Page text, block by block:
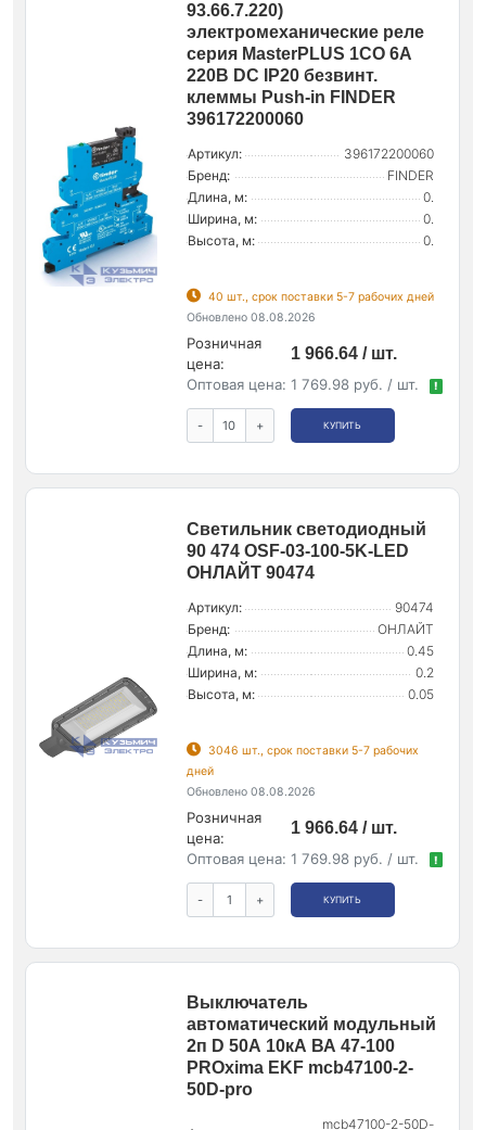
93.66.7.220)
электромеханические реле
серия MasterPLUS 1CO 6А
220В DC IP20 безвинт.
клеммы Push-in FINDER
396172200060
Артикул:
396172200060
Бренд:
FINDER
Длина, м:
0.
Ширина, м:
0.
Высота, м:
0.
40 шт., срок поставки 5-7 рабочих дней
Обновлено 08.08.2026
Розничная
цена:
1 966.64 / шт.
Оптовая цена: 1 769.98 руб. / шт. !
- + КУПИТЬ
Светильник светодиодный
90 474 OSF-03-100-5K-LED
ОНЛАЙТ 90474
Артикул:
90474
Бренд:
ОНЛАЙТ
Длина, м:
0.45
Ширина, м:
0.2
Высота, м:
0.05
3046 шт., срок поставки 5-7 рабочих
дней
Обновлено 08.08.2026
Розничная
цена:
1 966.64 / шт.
Оптовая цена: 1 769.98 руб. / шт. !
- + КУПИТЬ
Выключатель
автоматический модульный
2п D 50А 10кА ВА 47-100
PROxima EKF mcb47100-2-
50D-pro
mcb47100-2-50D-